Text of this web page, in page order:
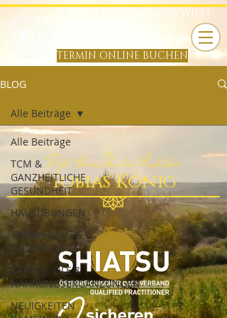
HARA SHIATSU PRAXIS WIEN
TERMIN ONLINE BUCHEN
B
BLOG
Alle Beiträge
TCM &
GANZHEITLICHE
GESUNDHEIT
HAUSÜBUNGEN
ERNÄHRUNG &
KOCHREZEPTE
KÄUTER, ÖLE &
NAHRUNGSERGÄNZUNGEN
NEUIGKEITEN
Alle Beiträge
Dipl. Hara Shiatsu Praktiker
Tobias König